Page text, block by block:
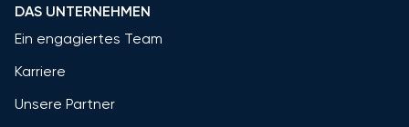
DAS UNTERNEHMEN
Ein engagiertes Team
Karriere
Unsere Partner